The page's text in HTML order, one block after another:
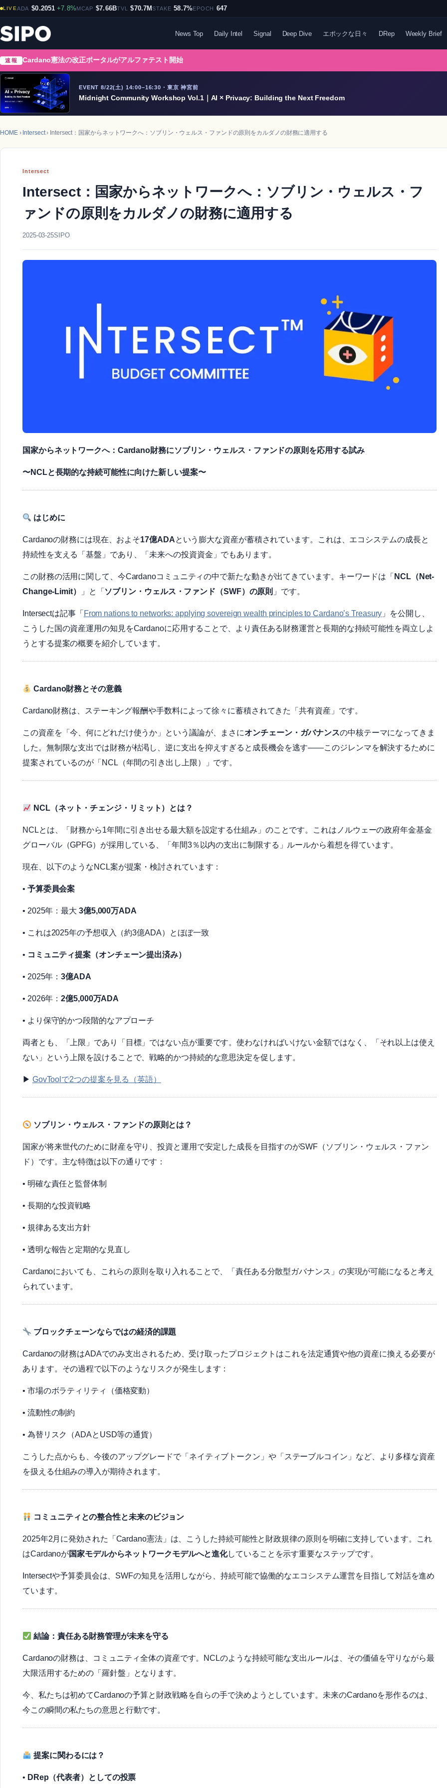
LIVEADA $0.2051 +7.8%MCAP $7.66BTVL $70.7MSTAKE 58.7%EPOCH 647
News Top Daily Intel Signal Deep Dive エポックな日々 DRep Weekly Brief
速報 Cardano憲法の改正ポータルがアルファテスト開始
EVENT 8/22(土) 14:00–16:30・東京 神宮前
Midnight Community Workshop Vol.1｜AI × Privacy: Building the Next Freedom
HOME› Intersect› Intersect：国家からネットワークへ：ソブリン・ウェルス・ファンドの原則をカルダノの財務に適用する
Intersect
Intersect：国家からネットワークへ：ソブリン・ウェルス・フ
ァンドの原則をカルダノの財務に適用する
2025-03-25SIPO
国家からネットワークへ：Cardano財務にソブリン・ウェルス・ファンドの原則を応用する試み
〜NCLと長期的な持続可能性に向けた新しい提案〜
はじめに
Cardanoの財務には現在、およそ17億ADAという膨大な資産が蓄積されています。これは、エコシステムの成長と
持続性を支える「基盤」であり、「未来への投資資金」でもあります。
この財務の活用に関して、今Cardanoコミュニティの中で新たな動きが出てきています。キーワードは「 NCL（Net-
Change-Limit）
」と「 ソブリン・ウェルス・ファンド（SWF）の原則 」です。
Intersectは記事「 From nations to networks: applying sovereign wealth principles to Cardano’s Treasury 」を公開し、
こうした国の資産運用の知見をCardanoに応用することで、より責任ある財務運営と長期的な持続可能性を両立しよ
うとする提案の概要を紹介しています。
Cardano財務とその意義
Cardano財務は、ステーキング報酬や手数料によって徐々に蓄積されてきた「共有資産」です。
この資産を「今、何にどれだけ使うか」という議論が、まさにオンチェーン・ガバナンスの中核テーマになってきま
した。無制限な支出では財務が枯渇し、逆に支出を抑えすぎると成長機会を逃す——このジレンマを解決するために
提案されているのが「NCL（年間の引き出し上限）」です。
NCL（ネット・チェンジ・リミット）とは？
NCLとは、「財務から1年間に引き出せる最大額を設定する仕組み」のことです。これはノルウェーの政府年金基金
グローバル（GPFG）が採用している、「年間3％以内の支出に制限する」ルールから着想を得ています。
現在、以下のようなNCL案が提案・検討されています：
• 予算委員会案
• 2025年：最大 3億5,000万ADA
• これは2025年の予想収入（約3億ADA）とほぼ一致
• コミュニティ提案（オンチェーン提出済み）
• 2025年：3億ADA
• 2026年：2億5,000万ADA
• より保守的かつ段階的なアプローチ
両者とも、「上限」であり「目標」ではない点が重要です。使わなければいけない金額ではなく、「それ以上は使え
ない」という上限を設けることで、戦略的かつ持続的な意思決定を促します。
▶ GovToolで2つの提案を見る（英語）
ソブリン・ウェルス・ファンドの原則とは？
国家が将来世代のために財産を守り、投資と運用で安定した成長を目指すのがSWF（ソブリン・ウェルス・ファン
ド）です。主な特徴は以下の通りです：
• 明確な責任と監督体制
• 長期的な投資戦略
• 規律ある支出方針
• 透明な報告と定期的な見直し
Cardanoにおいても、これらの原則を取り入れることで、「責任ある分散型ガバナンス」の実現が可能になると考え
られています。
ブロックチェーンならではの経済的課題
Cardanoの財務はADAでのみ支出されるため、受け取ったプロジェクトはこれを法定通貨や他の資産に換える必要が
あります。その過程で以下のようなリスクが発生します：
• 市場のボラティリティ（価格変動）
• 流動性の制約
• 為替リスク（ADAとUSD等の通貨）
こうした点からも、今後のアップグレードで「ネイティブトークン」や「ステーブルコイン」など、より多様な資産
を扱える仕組みの導入が期待されます。
コミュニティとの整合性と未来のビジョン
2025年2月に発効された「Cardano憲法」は、こうした持続可能性と財政規律の原則を明確に支持しています。これ
はCardanoが国家モデルからネットワークモデルへと進化していることを示す重要なステップです。
Intersectや予算委員会は、SWFの知見を活用しながら、持続可能で協働的なエコシステム運営を目指して対話を進め
ています。
結論：責任ある財務管理が未来を守る
Cardanoの財務は、コミュニティ全体の資産です。NCLのような持続可能な支出ルールは、その価値を守りながら最
大限活用するための「羅針盤」となります。
今、私たちは初めてCardanoの予算と財政戦略を自らの手で決めようとしています。未来のCardanoを形作るのは、
今この瞬間の私たちの意思と行動です。
提案に関わるには？
• DRep（代表者）としての投票